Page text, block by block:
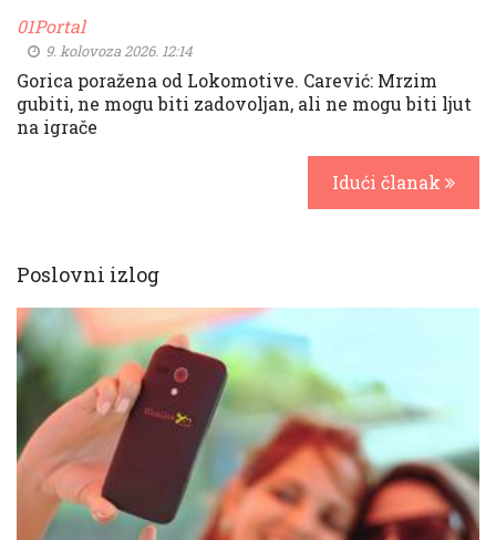
01Portal
9. kolovoza 2026. 12:14
Gorica poražena od Lokomotive. Carević: Mrzim
gubiti, ne mogu biti zadovoljan, ali ne mogu biti ljut
na igrače
Idući članak
Poslovni izlog